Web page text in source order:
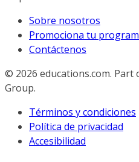
Sobre nosotros
Promociona tu
Contáctenos
© 2026 educations.com. Part
Group.
Términos y condiciones
Política de privacidad
Accesibilidad